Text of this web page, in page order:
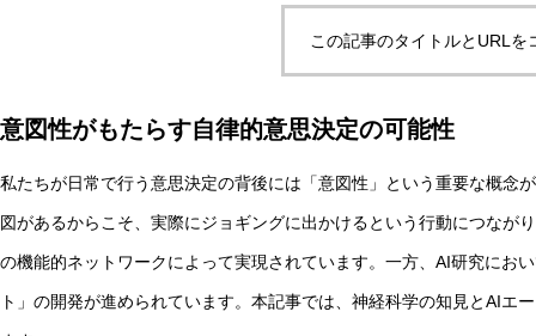
マルチエージェントAIの合意形成とは？ハーバーマス理論
この記事のタイトルとURLを
意図性がもたらす自律的意思決定の可能性
私たちが日常で行う意思決定の背後には「意図性」という重要な概念
図があるからこそ、実際にジョギングに出かけるという行動につなが
の機能的ネットワークによって実現されています。一方、AI研究にお
ト」の開発が進められています。本記事では、神経科学の知見とAIエ